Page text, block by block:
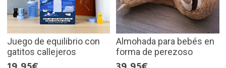
Juego de equilibrio con
gatitos callejeros
Almohada para bebés en
forma de perezoso